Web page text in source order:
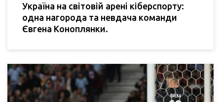
Україна на світовій арені кіберспорту:
одна нагорода та невдача команди
Євгена Коноплянки.